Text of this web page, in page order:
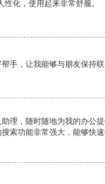
化，使用起来非常舒服。
手，让我能够与朋友保持联
理，随时随地为我的办公
索功能非常强大，能够快速